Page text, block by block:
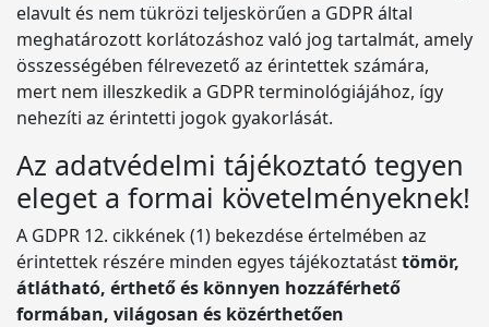
elavult és nem tükrözi teljeskörűen a GDPR által
meghatározott korlátozáshoz való jog tartalmát, amely
összességében félrevezető az érintettek számára,
mert nem illeszkedik a GDPR terminológiájához, így
nehezíti az érintetti jogok gyakorlását.
Az adatvédelmi tájékoztató tegyen
eleget a formai követelményeknek!
A GDPR 12. cikkének (1) bekezdése értelmében az
érintettek részére minden egyes tájékoztatásttömör,
átlátható, érthető és könnyen hozzáférhető
formában, világosan és közérthetően